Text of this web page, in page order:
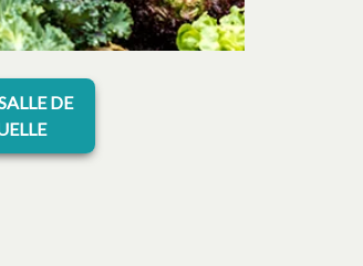
DE
dans un nouvel onglet